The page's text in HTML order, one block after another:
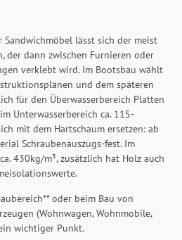
lässt sich der meist
der dann zwischen Furnieren oder
verklebt wird. Im Bootsbau wählt
und dem späteren
für den Überwasserbereich Platten
Unterwasserbereich ca. 115-
mit dem Hartschaum ersetzen: ab
Schraubenauszugs-fest. Im
430kg/m³, zusätzlich hat Holz auch
oder beim Bau von
(Wohnwagen, Wohnmobile,
wichtiger Punkt.